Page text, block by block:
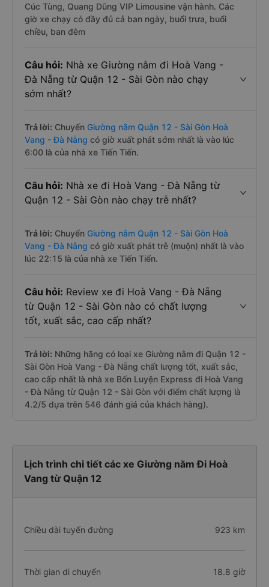
Cúc Tùng, Quang Dũng VIP Limousine vận hành. Các
giờ xe chạy có đầy đủ cả ban ngày, buổi trưa, buổi
chiều, ban đêm
Câu hỏi: Nhà xe Giường nằm đi Hoà Vang -
Đà Nẵng từ Quận 12 - Sài Gòn nào chạy
sớm nhất?
Trả lời: Chuyến Giường nằm Quận 12 - Sài Gòn Hoà
Vang - Đà Nẵng có giờ xuất phát sớm nhất là vào lúc
6:00 là của nhà xe Tiến Tiến.
Câu hỏi: Nhà xe đi Hoà Vang - Đà Nẵng từ
Quận 12 - Sài Gòn nào chạy trễ nhất?
Trả lời: Chuyến Giường nằm Quận 12 - Sài Gòn Hoà
Vang - Đà Nẵng có giờ xuất phát trễ (muộn) nhất là vào
lúc 22:15 là của nhà xe Tiến Tiến.
Câu hỏi: Review xe đi Hoà Vang - Đà Nẵng
từ Quận 12 - Sài Gòn nào có chất lượng
tốt, xuất sắc, cao cấp nhất?
Trả lời: Những hãng có loại xe Giường nằm đi Quận 12 -
Sài Gòn Hoà Vang - Đà Nẵng chất lượng tốt, xuất sắc,
cao cấp nhất là nhà xe Bốn Luyện Express đi Hoà Vang
- Đà Nẵng từ Quận 12 - Sài Gòn với điểm chất lượng là
4.2/5 dựa trên 546 đánh giá của khách hàng).
Lịch trình chi tiết các xe Giường nằm Đi Hoà
Vang từ Quận 12
Chiều dài tuyến đường 923 km
Thời gian di chuyển 18.8 giờ